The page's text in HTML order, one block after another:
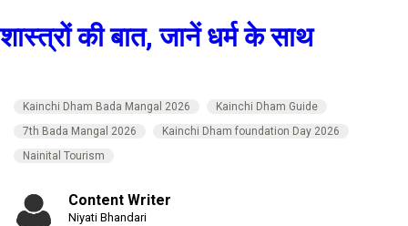
शास्त्रों की बात, जानें धर्म के साथ
Kainchi Dham Bada Mangal 2026
Kainchi Dham Guide
7th Bada Mangal 2026
Kainchi Dham foundation Day 2026
Nainital Tourism
Content Writer
Niyati Bhandari